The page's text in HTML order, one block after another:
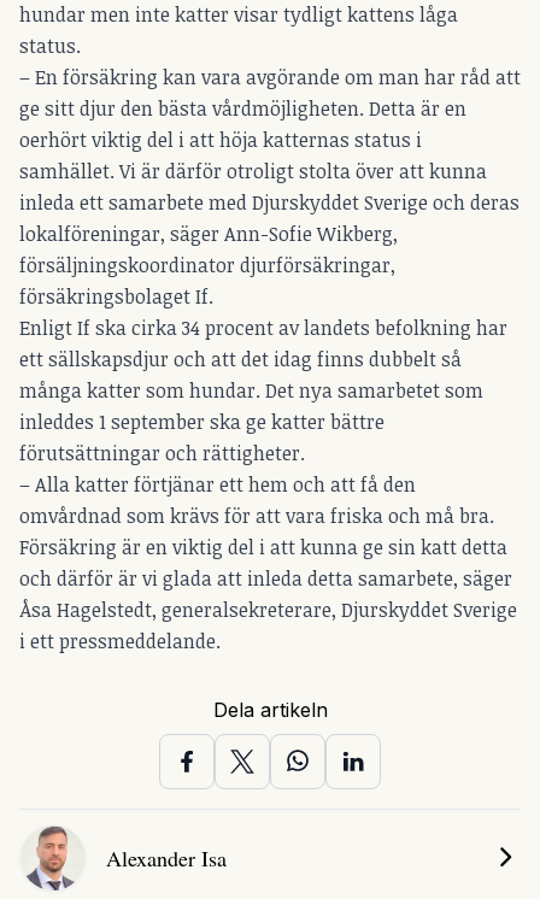
hundar men inte katter visar tydligt kattens låga
status.
– En försäkring kan vara avgörande om man har råd att
ge sitt djur den bästa vårdmöjligheten. Detta är en
oerhört viktig del i att höja katternas status i
samhället. Vi är därför otroligt stolta över att kunna
inleda ett samarbete med Djurskyddet Sverige och deras
lokalföreningar, säger Ann-Sofie Wikberg,
försäljningskoordinator djurförsäkringar,
försäkringsbolaget If.
Enligt If ska cirka 34 procent av landets befolkning har
ett sällskapsdjur och att det idag finns dubbelt så
många katter som hundar. Det nya samarbetet som
inleddes 1 september ska ge katter bättre
förutsättningar och rättigheter.
– Alla katter förtjänar ett hem och att få den
omvårdnad som krävs för att vara friska och må bra.
Försäkring är en viktig del i att kunna ge sin katt detta
och därför är vi glada att inleda detta samarbete, säger
Åsa Hagelstedt, generalsekreterare, Djurskyddet Sverige
i ett pressmeddelande.
Dela artikeln
Alexander Isa